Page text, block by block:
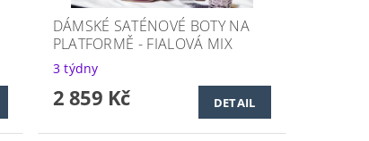
DÁMSKÉ SATÉNOVÉ BOTY NA
PLATFORMĚ - FIALOVÁ MIX
3 týdny
2 859 Kč DETAIL